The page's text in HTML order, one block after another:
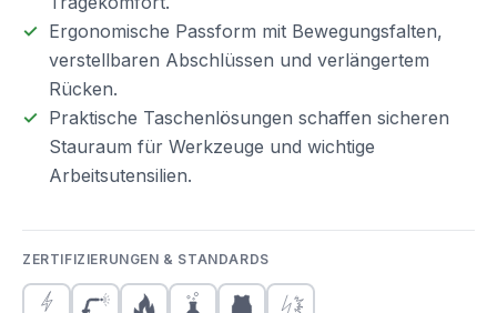
Ergonomische Passform mit Bewegungsfalten,
verstellbaren Abschlüssen und verlängertem
Rücken.
Praktische Taschenlösungen schaffen sicheren
Stauraum für Werkzeuge und wichtige
Arbeitsutensilien.
ZERTIFIZIERUNGEN & STANDARDS